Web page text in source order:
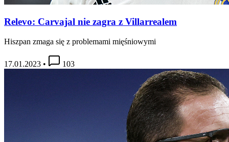
Relevo: Carvajal nie zagra z Villarrealem
Hiszpan zmaga się z problemami mięśniowymi
17.01.2023 • 103